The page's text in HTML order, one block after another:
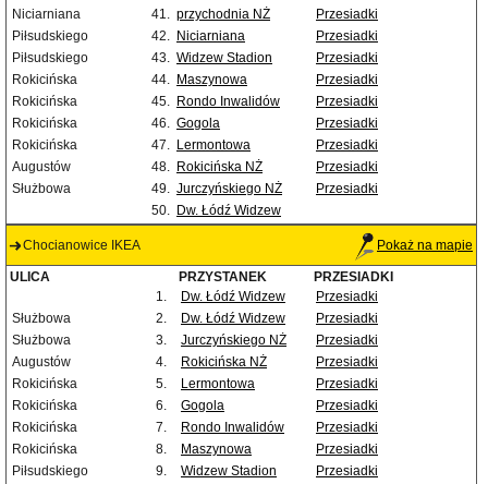
Niciarniana
41. przychodnia NŻ
Przesiadki
Piłsudskiego
42. Niciarniana
Przesiadki
Piłsudskiego
43. Widzew Stadion
Przesiadki
Rokicińska
44. Maszynowa
Przesiadki
Rokicińska
45. Rondo Inwalidów
Przesiadki
Rokicińska
46. Gogola
Przesiadki
Rokicińska
47. Lermontowa
Przesiadki
Augustów
48. Rokicińska NŻ
Przesiadki
Służbowa
49. Jurczyńskiego NŻ
Przesiadki
50. Dw. Łódź Widzew
Chocianowice IKEA Pokaż na mapie
ULICA PRZYSTANEK
PRZESIADKI
1.
Dw. Łódź Widzew
Przesiadki
Służbowa
2. Dw. Łódź Widzew
Przesiadki
Służbowa
3. Jurczyńskiego NŻ
Przesiadki
Augustów
4. Rokicińska NŻ
Przesiadki
Rokicińska
5. Lermontowa
Przesiadki
Rokicińska
6. Gogola
Przesiadki
Rokicińska
7. Rondo Inwalidów
Przesiadki
Rokicińska
8. Maszynowa
Przesiadki
Piłsudskiego
9. Widzew Stadion
Przesiadki